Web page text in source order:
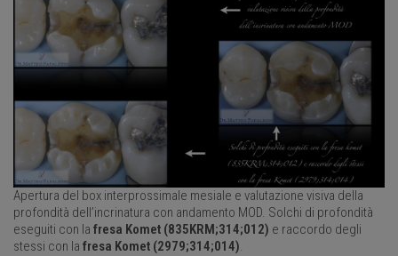
Apertura del box interprossimale mesiale e valutazione visiva della
profondità dell’incrinatura con andamento MOD. Solchi di profondità
eseguiti con la fresa Komet (835KRM;314;012) e raccordo degli
stessi con la fresa Komet (2979;314;014).